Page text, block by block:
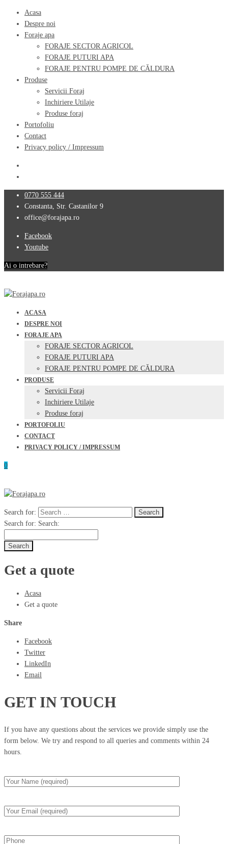
Acasa
Despre noi
Foraje apa
FORAJE SECTOR AGRICOL
FORAJE PUTURI APA
FORAJE PENTRU POMPE DE CĂLDURA
Produse
Servicii Foraj
Inchiriere Utilaje
Produse foraj
Portofoliu
Contact
Privacy policy / Impressum
0770 555 444
Constanta, Str. Castanilor 9
office@forajapa.ro
Facebook
Youtube
Ai o intrebare?
ACASA
DESPRE NOI
FORAJE APA
FORAJE SECTOR AGRICOL
FORAJE PUTURI APA
FORAJE PENTRU POMPE DE CĂLDURA
PRODUSE
Servicii Foraj
Inchiriere Utilaje
Produse foraj
PORTOFOLIU
CONTACT
PRIVACY POLICY / IMPRESSUM
0
Search for:
Search for: Search:
Get a quote
Acasa
Get a quote
Share
Facebook
Twitter
LinkedIn
Email
GET IN TOUCH
If you have any questions about the services we provide simply use the
form below. We try and respond to all queries and comments within 24
hours.